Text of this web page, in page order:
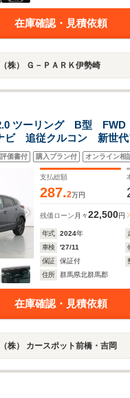
在庫確認・見積依頼
株） Ｇ－ＰＡＲＫ伊勢崎
ツーリング B型
ビ 追従クルコン 新世代
ヘッドランプ 障害物
突安全ボディ レーン
価書付 購入プラン付 オンライン相
支払総額
287.2万円
残価ローン 月々22,500円
年式 2024年
車検
'27/11
保証
保証付
住所
群馬県北群馬郡
在庫確認・見積依頼
株） カースポット前橋・吉岡